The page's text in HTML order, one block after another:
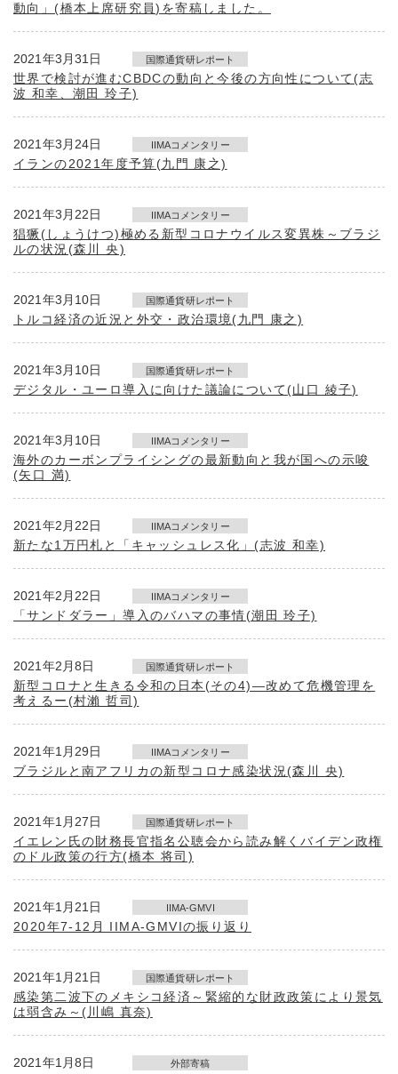
動向」(橋本上席研究員)を寄稿しました。
2021年3月31日 国際通貨研レポート
世界で検討が進むCBDCの動向と今後の方向性について(志
波 和幸、潮田 玲子)
2021年3月24日 IIMAコメンタリー
イランの2021年度予算(九門 康之)
2021年3月22日 IIMAコメンタリー
猖獗(しょうけつ)極める新型コロナウイルス変異株～ブラジ
ルの状況(森川 央)
2021年3月10日 国際通貨研レポート
トルコ経済の近況と外交・政治環境(九門 康之)
2021年3月10日 国際通貨研レポート
デジタル・ユーロ導入に向けた議論について(山口 綾子)
2021年3月10日 IIMAコメンタリー
海外のカーボンプライシングの最新動向と我が国への示唆
(矢口 満)
2021年2月22日 IIMAコメンタリー
新たな1万円札と「キャッシュレス化」(志波 和幸)
2021年2月22日 IIMAコメンタリー
「サンドダラー」導入のバハマの事情(潮田 玲子)
2021年2月8日 国際通貨研レポート
新型コロナと生きる令和の日本(その4)―改めて危機管理を
考えるー(村瀨 哲司)
2021年1月29日 IIMAコメンタリー
ブラジルと南アフリカの新型コロナ感染状況(森川 央)
2021年1月27日 国際通貨研レポート
イエレン氏の財務長官指名公聴会から読み解くバイデン政権
のドル政策の行方(橋本 将司)
2021年1月21日 IIMA-GMVI
2020年7-12月 IIMA-GMVIの振り返り
2021年1月21日 国際通貨研レポート
感染第二波下のメキシコ経済～緊縮的な財政政策により景気
は弱含み～(川嶋 真奈)
2021年1月8日 外部寄稿